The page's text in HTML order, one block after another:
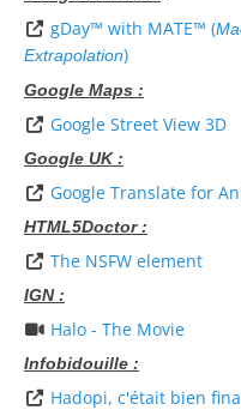
gDay™ with MATE™ (
Extrapolation)
Google Maps :
Google Street View 3D
Google UK :
Google Translate for
HTML5Doctor :
The NSFW element
IGN :
Halo - The Movie
Infobidouille :
Hadopi, c'était bien